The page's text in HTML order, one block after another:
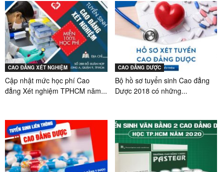
CAO ĐẲNG XÉT NGHIỆM
Cập nhật mức học phí Cao
đẳng Xét nghiệm TPHCM năm...
CAO ĐẲNG DƯỢC
Bộ hồ sơ tuyển sinh Cao đẳng
Dược 2018 có những...